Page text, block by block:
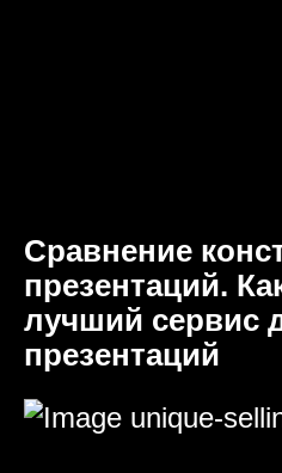
Сравнение
презентаций.
лучший сервис
презентаций